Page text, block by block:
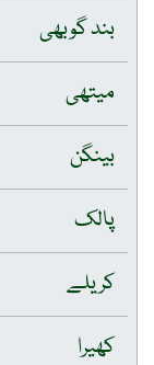
بند گوبھی
میتھی
بینگن
پالک
کریلے
کھیرا